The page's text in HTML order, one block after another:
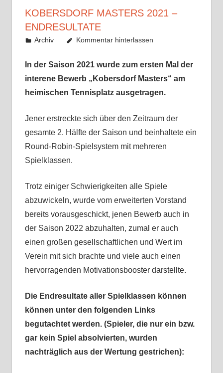
KOBERSDORF MASTERS 2021 –
ENDRESULTATE
22. Januar 2022
fetterer
Archiv Kommentar hinterlassen
In der Saison 2021 wurde zum ersten Mal der
interene Bewerb „Kobersdorf Masters“ am
heimischen Tennisplatz ausgetragen.
Jener erstreckte sich über den Zeitraum der
gesamte 2. Hälfte der Saison und beinhaltete ein
Round-Robin-Spielsystem mit mehreren
Spielklassen.
Trotz einiger Schwierigkeiten alle Spiele
abzuwickeln, wurde vom erweiterten Vorstand
bereits vorausgeschickt, jenen Bewerb auch in
der Saison 2022 abzuhalten, zumal er auch
einen großen gesellschaftlichen und Wert im
Verein mit sich brachte und viele auch einen
hervorragenden Motivationsbooster darstellte.
Die Endresultate aller Spielklassen können
können unter den folgenden Links
begutachtet werden. (Spieler, die nur ein bzw.
gar kein Spiel absolvierten, wurden
nachträglich aus der Wertung gestrichen):